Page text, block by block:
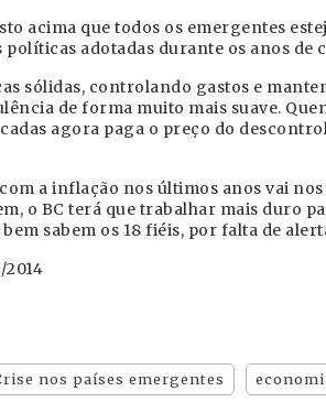
acima que todos os emergentes
adotadas durante os anos de
sólidas, controlando gastos e
de forma muito mais suave.
agora paga o preço do
a inflação nos últimos anos vai
o BC terá que trabalhar mais duro
sabem os 18 fiéis, por falta de
2014
nos países emergentes